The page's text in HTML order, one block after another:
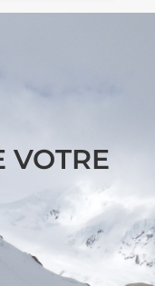
VOTRE